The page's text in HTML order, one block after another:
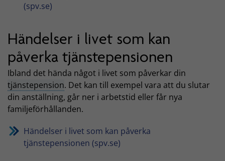
(spv.se)
Händelser i livet som kan
påverka tjänstepensionen
Ibland det hända något i livet som påverkar din
tjänstepension. Det kan till exempel vara att du slutar
din anställning, går ner i arbetstid eller får nya
familjeförhållanden.
Händelser i livet som kan påverka
tjänstepensionen (spv.se)